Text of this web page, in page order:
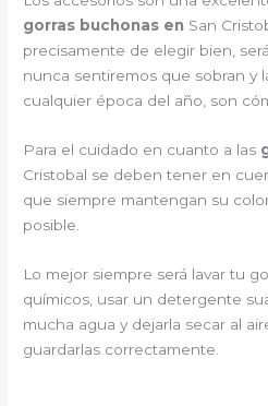
gorras buchonas en San
precisamente de elegir bien,
nunca sentiremos que sobran y
cualquier época del año, son
Para el cuidado en cuanto a las
Cristobal se deben tener en
que siempre mantengan su
posible.
Lo mejor siempre será lavar tu
químicos, usar un detergente
mucha agua y dejarla secar al
guardarlas correctamente.